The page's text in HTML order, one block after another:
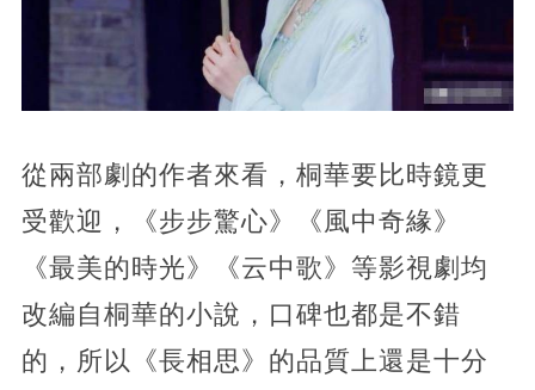
從兩部劇的作者來看，桐華要比時鏡更
受歡迎，《步步驚心》《風中奇緣》
《最美的時光》《云中歌》等影視劇均
改編自桐華的小說，口碑也都是不錯
的，所以《長相思》的品質上還是十分